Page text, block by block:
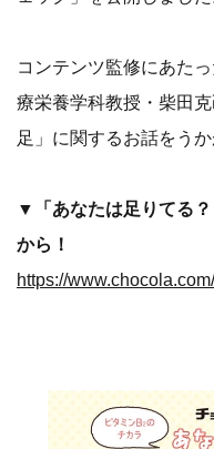
コンテンツ監修にあた
療栄養学科教授・柴田
足」に関するお話をう
▼「あなたは足りてる
から！
https://